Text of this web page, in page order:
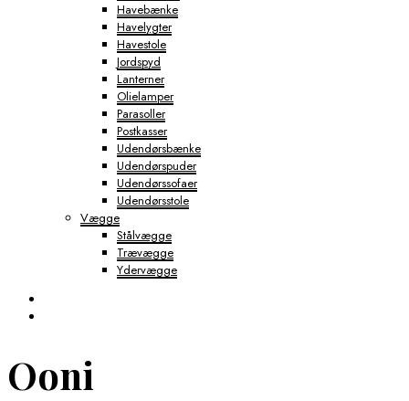
Havebænke
Havelygter
Havestole
Jordspyd
Lanterner
Olielamper
Parasoller
Postkasser
Udendørsbænke
Udendørspuder
Udendørssofaer
Udendørsstole
Vægge
Stålvægge
Trævægge
Ydervægge
Ooni